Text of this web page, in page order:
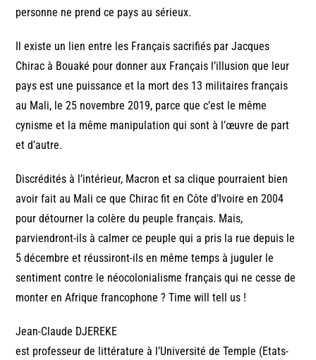
personne ne prend ce pays au sérieux.
Il existe un lien entre les Français sacrifiés par Jacques
Chirac à Bouaké pour donner aux Français l’illusion que leur
pays est une puissance et la mort des 13 militaires français
au Mali, le 25 novembre 2019, parce que c’est le même
cynisme et la même manipulation qui sont à l’œuvre de part
et d’autre.
Discrédités à l’intérieur, Macron et sa clique pourraient bien
avoir fait au Mali ce que Chirac fit en Côte d’Ivoire en 2004
pour détourner la colère du peuple français. Mais,
parviendront-ils à calmer ce peuple qui a pris la rue depuis le
5 décembre et réussiront-ils en même temps à juguler le
sentiment contre le néocolonialisme français qui ne cesse de
monter en Afrique francophone ? Time will tell us !
Jean-Claude DJEREKE
est professeur de littérature à l’Université de Temple (Etats-